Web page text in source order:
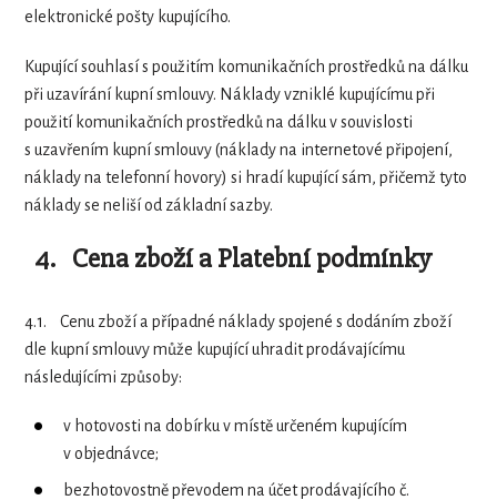
elektronické pošty kupujícího.
Kupující souhlasí s použitím komunikačních prostředků na dálku
při uzavírání kupní smlouvy. Náklady vzniklé kupujícímu při
použití komunikačních prostředků na dálku v souvislosti
s uzavřením kupní smlouvy (náklady na internetové připojení,
náklady na telefonní hovory) si hradí kupující sám, přičemž tyto
náklady se neliší od základní sazby.
4. Cena zboží a Platební podmínky
4.1.
Cenu zboží a případné náklady spojené s dodáním zboží
dle kupní smlouvy může kupující uhradit prodávajícímu
následujícími způsoby:
v hotovosti na dobírku v místě určeném kupujícím
v objednávce;
bezhotovostně převodem na účet prodávajícího č.